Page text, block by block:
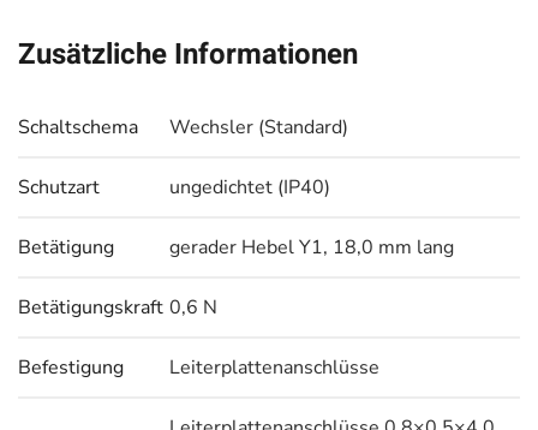
Zusätzliche Informationen
Schaltschema Wechsler (Standard)
Schutzart ungedichtet (IP40)
Betätigung gerader Hebel Y1, 18,0 mm lang
Betätigungskraft 0,6 N
Befestigung Leiterplattenanschlüsse